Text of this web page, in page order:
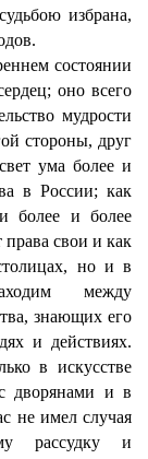
избрана,
состоянии
оно всего
мудрости
стороны, друг
ума более и
в России; как
более и более
права свои и как
но и в
между
знающих его
и действиях.
в искусстве
дворянами и в
не имел случая
рассудку и